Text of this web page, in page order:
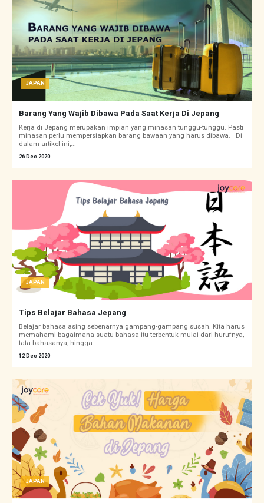
JAPAN
Barang Yang Wajib Dibawa Pada Saat Kerja Di Jepang
Kerja di Jepang merupakan impian yang minasan tunggu-tunggu. Pasti
minasan perlu mempersiapkan barang bawaan yang harus dibawa. Di
dalam artikel ini,...
26 Dec 2020
JAPAN
Tips Belajar Bahasa Jepang
Belajar bahasa asing sebenarnya gampang-gampang susah. Kita harus
memahami bagaimana suatu bahasa itu terbentuk mulai dari hurufnya,
tata bahasanya, hingga...
12 Dec 2020
JAPAN